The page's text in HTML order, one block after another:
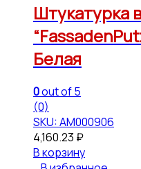
Штукатурка
Белая
0out of 5
(0)
SKU: АМ000906
4,160.23 ₽
В корзину